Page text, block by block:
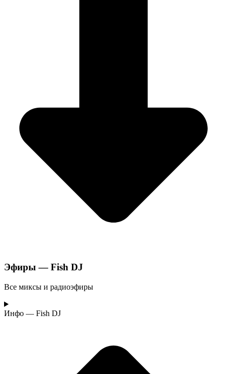
Эфиры— Fish DJ
Все миксы и радиоэфиры
Инфо — Fish DJ